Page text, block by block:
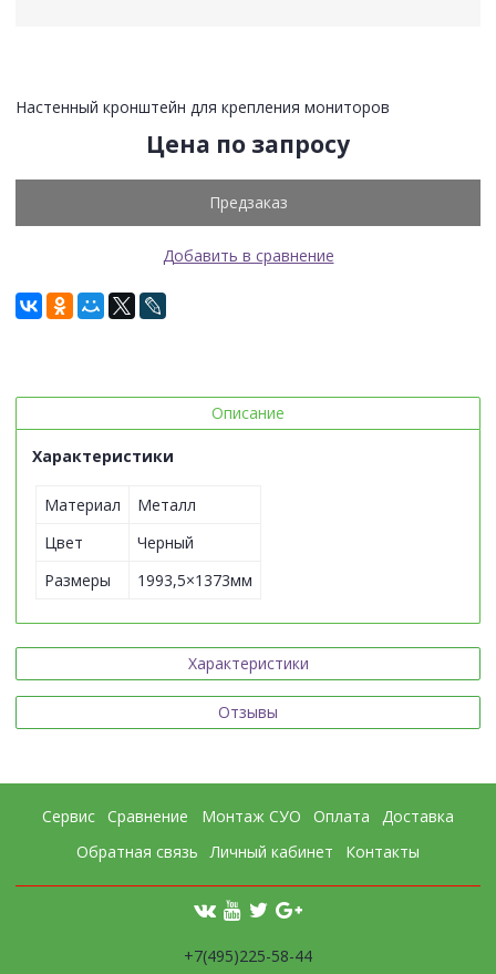
Настенный кронштейн для крепления мониторов
Цена по запросу
Предзаказ
Добавить в сравнение
Описание
Характеристики
Материал
Металл
Цвет
Черный
Размеры
1993,5×1373мм
Характеристики
Отзывы
Сервис Сравнение Монтаж СУО Оплата
Доставка
Обратная связь
Личный кабинет Контакты
+7(495)225-58-44